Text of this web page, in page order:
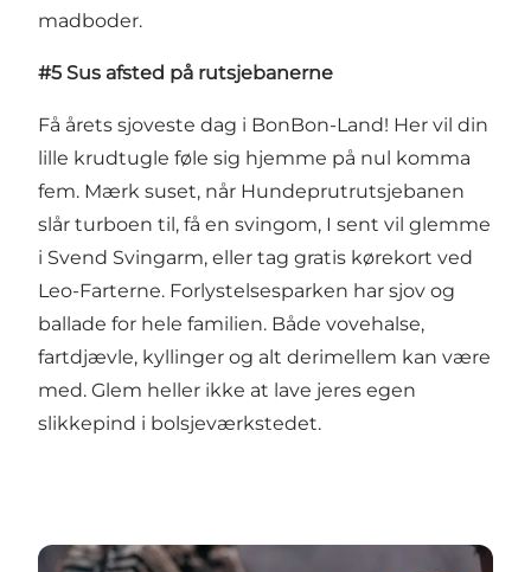
madboder.
#5 Sus afsted på rutsjebanerne
Få årets sjoveste dag i BonBon-Land! Her vil din
lille krudtugle føle sig hjemme på nul komma
fem. Mærk suset, når Hundeprutrutsjebanen
slår turboen til, få en svingom, I sent vil glemme
i Svend Svingarm, eller tag gratis kørekort ved
Leo-Farterne. Forlystelsesparken har sjov og
ballade for hele familien. Både vovehalse,
fartdjævle, kyllinger og alt derimellem kan være
med. Glem heller ikke at lave jeres egen
slikkepind i bolsjeværkstedet.